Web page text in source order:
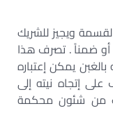
ويجيز للشريك
ضمناً . تصرف هذا
يمكن إعتباره
إتجاه نيته إلى
من شئون محكمة